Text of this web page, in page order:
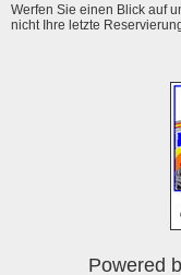
Werfen Sie einen Blick auf
nicht Ihre letzte
Powered